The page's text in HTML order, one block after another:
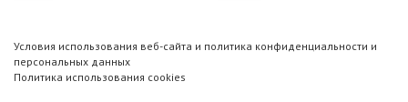
Условия использования веб-сайта и политика конфиденциальности и
персональных данных
Политика использования cookies